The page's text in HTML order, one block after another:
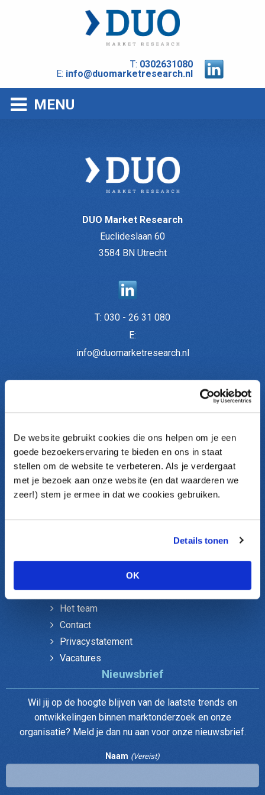
De website gebruikt cookies die ons helpen om je een
goede bezoekerservaring te bieden en ons in staat
stellen om de website te verbeteren. Als je verdergaat
met je bezoek aan onze website (en dat waarderen we
zeer!) stem je ermee in dat we cookies gebruiken.
Details tonen
OK
T: 0302631080
E: info@duomarketresearch.nl
MENU
DUO Market Research
Euclideslaan 60
3584 BN Utrecht
T: 030 - 26 31 080
E:
info@duomarketresearch.nl
Medewerkersonderzoek
Medewerkerstevredenheid (MTO)
Themaonderzoek
Communicatieonderzoek
Het team
Contact
Privacystatement
Vacatures
Nieuwsbrief
Wil jij op de hoogte blijven van de laatste trends en
ontwikkelingen binnen marktonderzoek en onze
organisatie? Meld je dan nu aan voor onze nieuwsbrief.
Naam (Vereist)